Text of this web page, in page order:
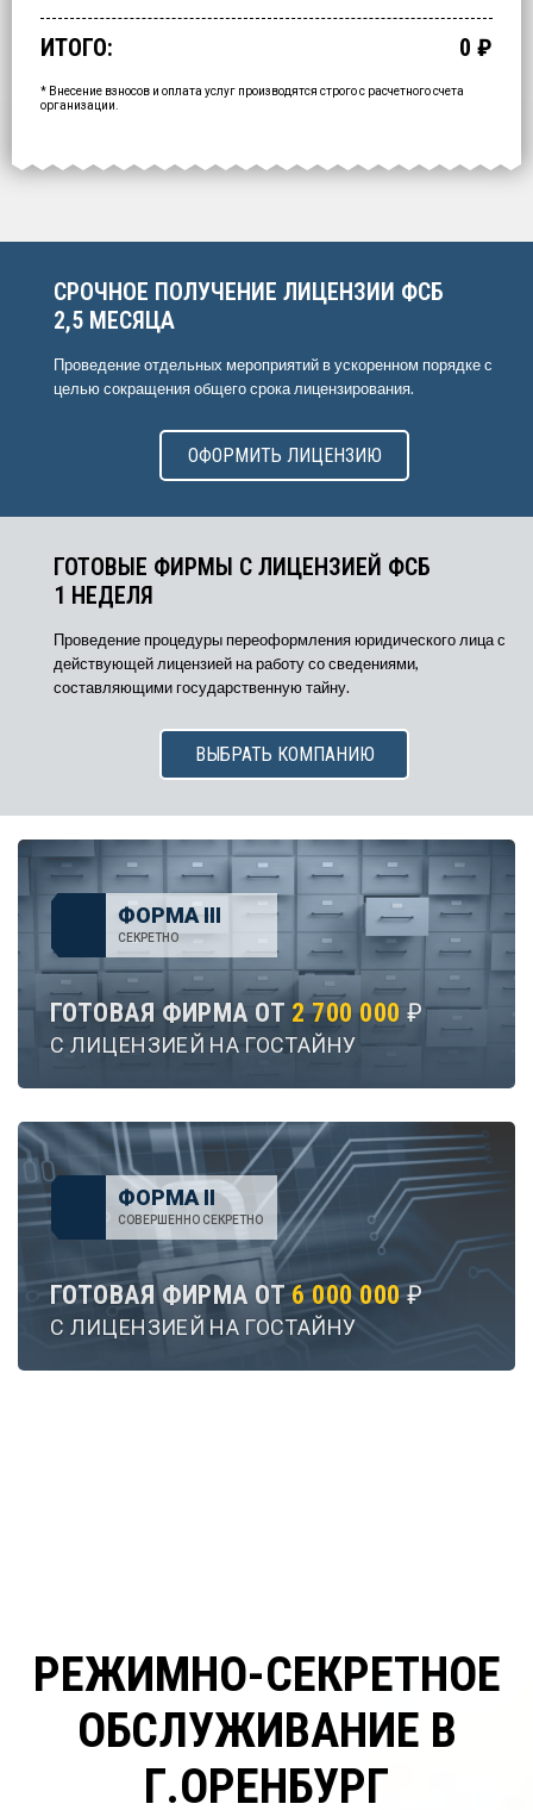
Проверочные/Допуск
150 000 ₽
срок: 2.5 месяца
Подтверждение степени секретности 1 000 000 ₽
срок: 2 недели
Обучение 60 000 ₽
срок: 2 недели
Специальная экспертиза 200 000 ₽
срок: 2 недели
Лицензионное дело 250 000 ₽
срок: 2 месяца
Срочное получение 700 000 ₽
Промежуточный итог:
15000 ₽
Ваша персональна скидка
-15000
ИТОГО: 0 ₽
* Внесение взносов и оплата услуг производятся строго с расчетного счета
организации.
ОФОРМИТЬ ЗА 1 ДЕНЬ
СРОЧНОЕ ПОЛУЧЕНИЕ ЛИЦЕНЗИИ ФСБ
2,5 МЕСЯЦА
Проведение отдельных мероприятий в ускоренном порядке с
целью сокращения общего срока лицензирования.
ОФОРМИТЬ ЛИЦЕНЗИЮ
ГОТОВЫЕ ФИРМЫ С ЛИЦЕНЗИЕЙ ФСБ
1 НЕДЕЛЯ
Проведение процедуры переоформления юридического лица с
действующей лицензией на работу со сведениями,
составляющими государственную тайну.
ВЫБРАТЬ КОМПАНИЮ
ФОРМА III
СЕКРЕТНО
ГОТОВАЯ ФИРМА ОТ 2 700 000 ₽
С ЛИЦЕНЗИЕЙ НА ГОСТАЙНУ
ФОРМА II
СОВЕРШЕННО СЕКРЕТНО
ГОТОВАЯ ФИРМА ОТ6 000 000 ₽
С ЛИЦЕНЗИЕЙ НА ГОСТАЙНУ
РЕЖИМНО-СЕКРЕТНОЕ
ОБСЛУЖИВАНИЕ В
Г.ОРЕНБУРГ